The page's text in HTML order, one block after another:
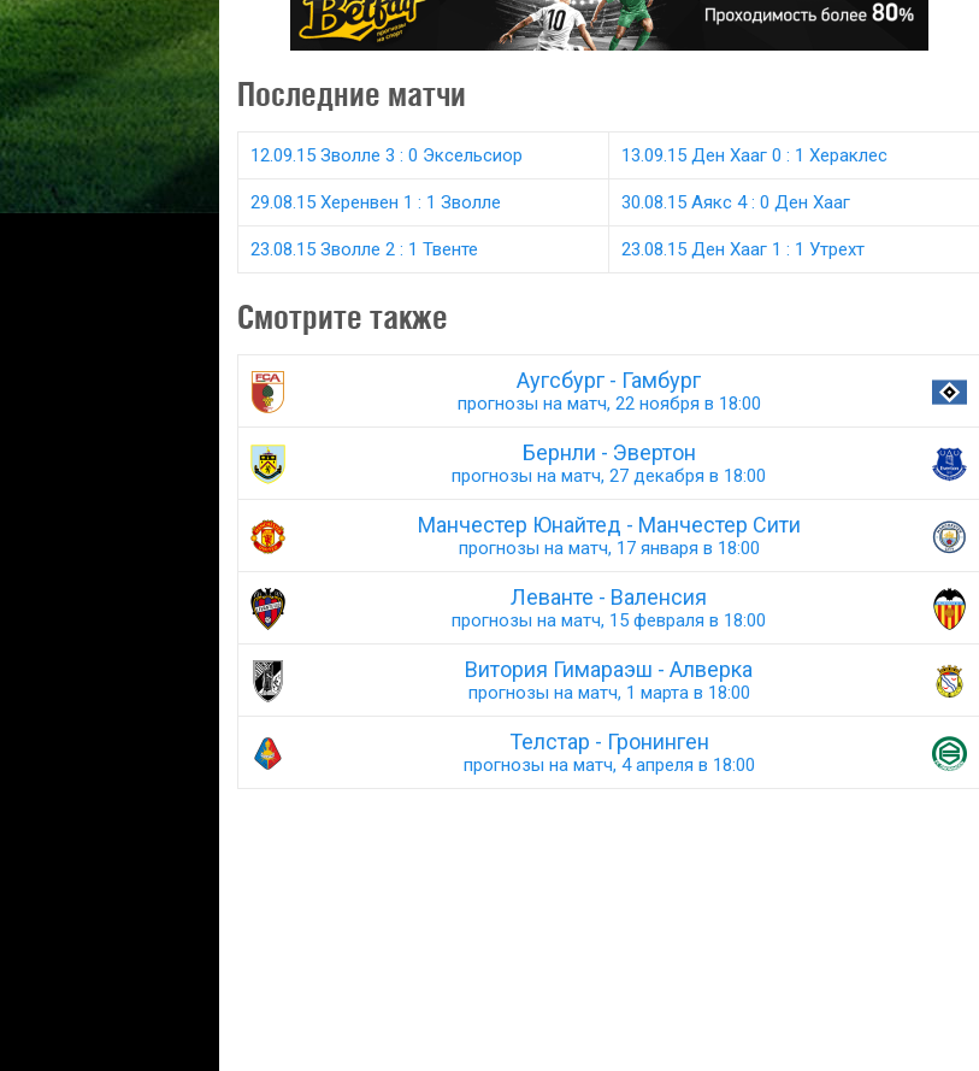
Последние матчи
12.09.15 Зволле 3 : 0 Эксельсиор 13.09.15 Ден Хааг 0 : 1 Хераклес
29.08.15 Херенвен 1 : 1 Зволле 30.08.15 Аякс 4 : 0 Ден Хааг
23.08.15 Зволле 2 : 1 Твенте 23.08.15 Ден Хааг 1 : 1 Утрехт
Смотрите также
Аугсбург - Гамбург
прогнозы на матч, 22 ноября в 18:00
Бернли - Эвертон
прогнозы на матч, 27 декабря в 18:00
Манчестер Юнайтед - Манчестер Сити
прогнозы на матч, 17 января в 18:00
Леванте - Валенсия
прогнозы на матч, 15 февраля в 18:00
Витория Гимараэш - Алверка
прогнозы на матч, 1 марта в 18:00
Телстар - Гронинген
прогнозы на матч, 4 апреля в 18:00